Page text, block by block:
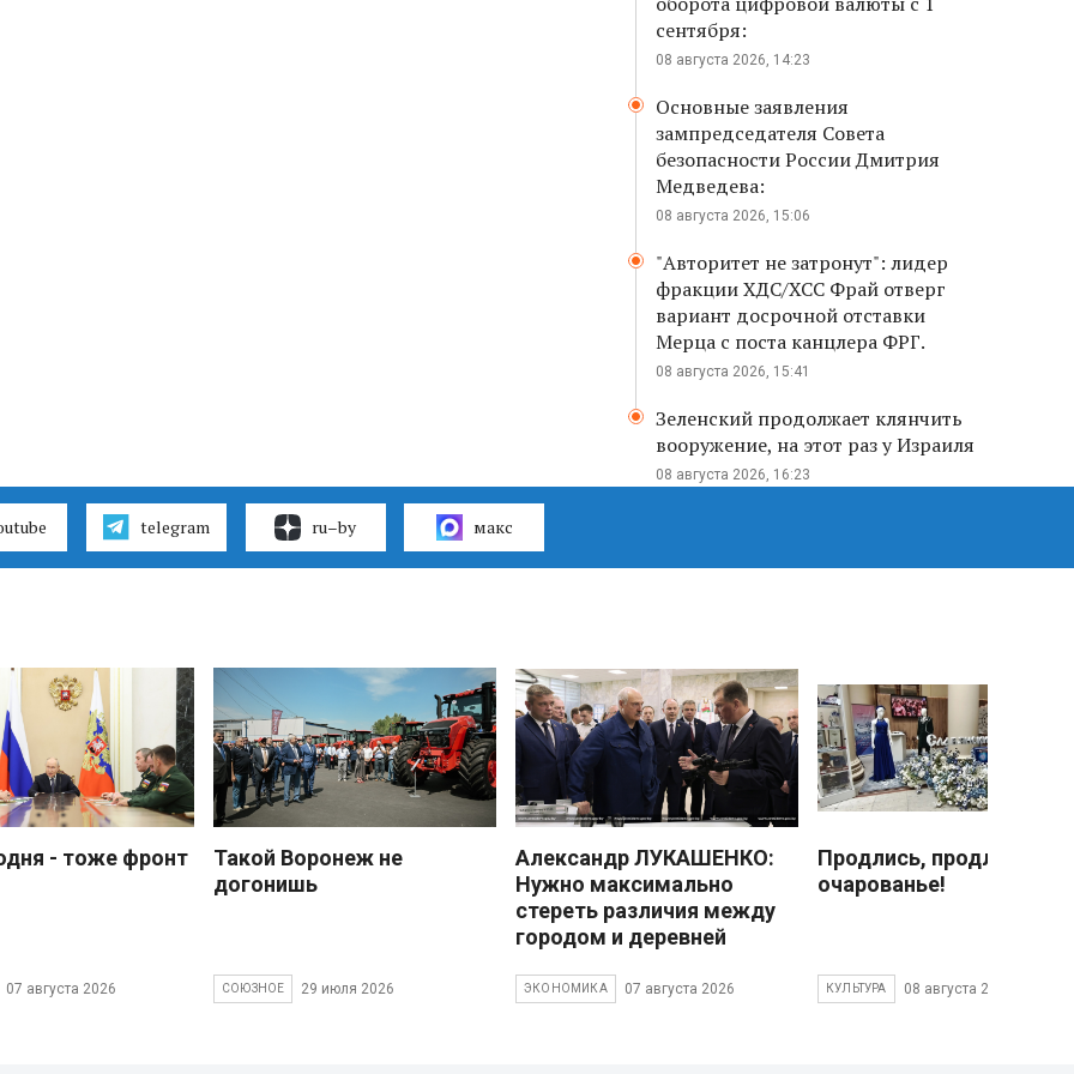
сентября:
08 августа 2026, 14:23
Основные заявления
зампредседателя Совета
безопасности России Дмитрия
Медведева:
08 августа 2026, 15:06
"Авторитет не затронут": лидер
фракции ХДС/ХСС Фрай отверг
вариант досрочной отставки
Мерца с поста канцлера ФРГ.
08 августа 2026, 15:41
Зеленский продолжает клянчить
вооружение, на этот раз у Израиля
08 августа 2026, 16:23
telegram ru–by макс
- тоже фронт
07 августа 2026
Такой Воронеж не
догонишь
СОЮЗНОЕ 29 июля 2026
Александр ЛУКАШЕНКО:
Нужно максимально
стереть различия между
городом и деревней
ЭКОНОМИКА 07 августа 2026
Продлись, продлись
очарованье!
КУЛЬТУРА 08 августа 2026